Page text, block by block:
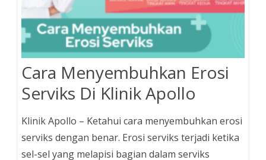
Cara Menyembuhkan Erosi
Serviks Di Klinik Apollo
Klinik Apollo – Ketahui cara menyembuhkan erosi
serviks dengan benar. Erosi serviks terjadi ketika
sel-sel yang melapisi bagian dalam serviks